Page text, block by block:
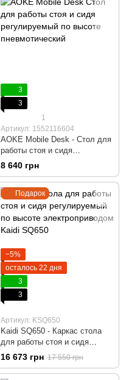
Игровой, Геймерский, Пульт
DPG 1C с Memory и Bluetooth
3
3
1
Артикул: 1552116604
AOKE Mobile Desk - Стол для
работы стоя и сидя
регулируемый по высоте
пневмотический, Белый,
Компьютерный, Игровой,
Геймерский, Рычаг
8 640 грн
Подарок
−5%
осталось 22 дня
3
3
Артикул: KSQ650
Kaidi SQ650 - Каркас стола
для работы стоя и сидя
регулируемый по высоте
электроприводом, Серый,
Компьютерный, Игровой,
16 673 грн 17 550 грн